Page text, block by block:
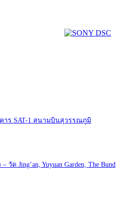
คาร SAT-1 สนามบินสุวรรณภูมิ
ด Jing’an, Yuyuan Garden, The Bund